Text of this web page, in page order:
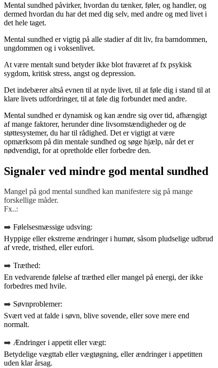
Mental sundhed påvirker, hvordan du tænker, føler, og handler, og
dermed hvordan du har det med dig selv, med andre og med livet i
det hele taget.
Mental sundhed er vigtig på alle stadier af dit liv, fra barndommen,
ungdommen og i voksenlivet.
At være mentalt sund betyder ikke blot fraværet af fx psykisk
sygdom, kritisk stress, angst og depression.
Det indebærer altså evnen til at nyde livet, til at føle dig i stand til at
klare livets udfordringer, til at føle dig forbundet med andre.
Mental sundhed er dynamisk og kan ændre sig over tid, afhængigt
af mange faktorer, herunder dine livsomstændigheder og de
støttesystemer, du har til rådighed. Det er vigtigt at være
opmærksom på din mentale sundhed og søge hjælp, når det er
nødvendigt, for at opretholde eller forbedre den.
Signaler ved mindre god mental sundhed
Mangel på god mental sundhed kan manifestere sig på mange
forskellige måder.
Fx..:
➡️ Følelsesmæssige udsving:
Hyppige eller ekstreme ændringer i humør, såsom pludselige udbrud
af vrede, tristhed, eller eufori.
➡️ Træthed:
En vedvarende følelse af træthed eller mangel på energi, der ikke
forbedres med hvile.
➡️ Søvnproblemer:
Svært ved at falde i søvn, blive sovende, eller sove mere end
normalt.
➡️ Ændringer i appetit eller vægt:
Betydelige vægttab eller vægtøgning, eller ændringer i appetitten
uden klar årsag.